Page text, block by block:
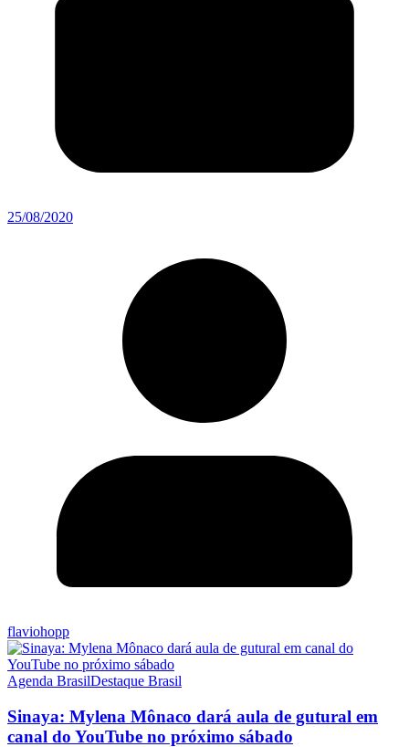
25/08/2020
flaviohopp
Agenda BrasilDestaque Brasil
Sinaya: Mylena Mônaco dará aula de gutural em
canal do YouTube no próximo sábado